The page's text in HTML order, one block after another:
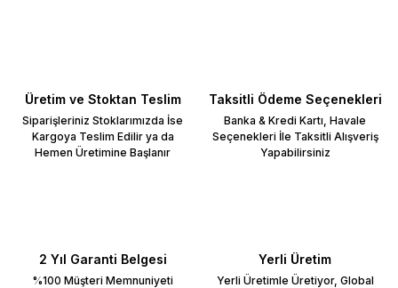
Üretim ve Stoktan Teslim
Siparişleriniz Stoklarımızda İse
Kargoya Teslim Edilir ya da
Hemen Üretimine Başlanır
Taksitli Ödeme Seçenekleri
Banka & Kredi Kartı, Havale
Seçenekleri İle Taksitli Alışveriş
Yapabilirsiniz
2 Yıl Garanti Belgesi
%100 Müşteri Memnuniyeti
Yerli Üretim
Yerli Üretimle Üretiyor, Global